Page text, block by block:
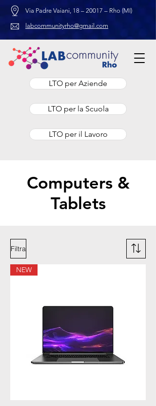
Via Padre Vaiani, 18 – 20017 – Rho (MI)
labcommunityrho@gmail.com
LTO per Aziende
LTO per la Scuola
LTO per il Lavoro
Computers &
Tablets
Filtra
NEW